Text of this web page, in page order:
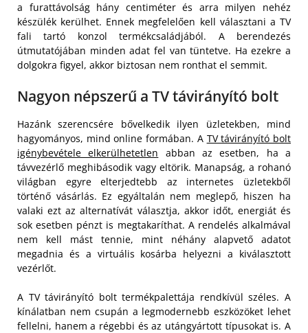
a furattávolság hány centiméter és arra milyen nehéz
készülék kerülhet. Ennek megfelelően kell választani a TV
fali tartó konzol termékcsaládjából. A berendezés
útmutatójában minden adat fel van tüntetve. Ha ezekre a
dolgokra figyel, akkor biztosan nem ronthat el semmit.
Nagyon népszerű a TV távirányító bolt
Hazánk szerencsére bővelkedik ilyen üzletekben, mind
hagyományos, mind online formában. A TV távirányító bolt
igénybevétele elkerülhetetlen abban az esetben, ha a
távvezérlő meghibásodik vagy eltörik. Manapság, a rohanó
világban egyre elterjedtebb az internetes üzletekből
történő vásárlás. Ez egyáltalán nem meglepő, hiszen ha
valaki ezt az alternatívát választja, akkor időt, energiát és
sok esetben pénzt is megtakaríthat. A rendelés alkalmával
nem kell mást tennie, mint néhány alapvető adatot
megadnia és a virtuális kosárba helyezni a kiválasztott
vezérlőt.
A TV távirányító bolt termékpalettája rendkívül széles. A
kínálatban nem csupán a legmodernebb eszközöket lehet
fellelni, hanem a régebbi és az utángyártott típusokat is. A